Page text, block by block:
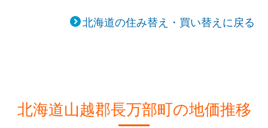
北海道の住み替え・買い替えに戻る
北海道山越郡長万部町の地価推移